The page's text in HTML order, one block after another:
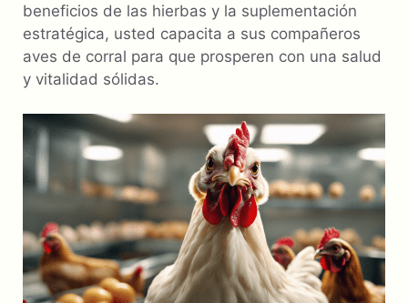
beneficios de las hierbas y la suplementación
estratégica, usted capacita a sus compañeros
aves de corral para que prosperen con una salud
y vitalidad sólidas.